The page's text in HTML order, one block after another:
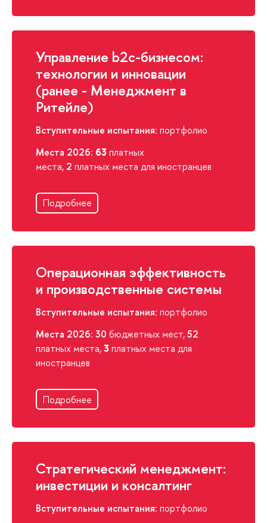
Управление b2c-бизнесом:
технологии и инновации
(ранее - Менеджмент в
Ритейле)
Вступительные испытания: портфолио
Места 2026: 63платных
места, 2 платных места для иностранцев
Подробнее
Операционная эффективность
и производственные системы
Вступительные испытания: портфолио
Места 2026: 30 бюджетных мест,52
платных места,3платных места для
иностранцев
Подробнее
Стратегический менеджмент:
инвестиции и консалтинг
Вступительные испытания: портфолио